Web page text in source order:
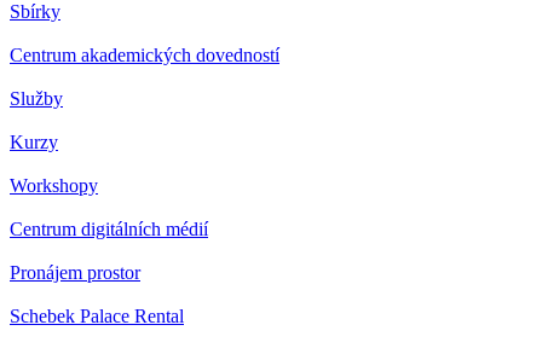
Sbírky
Centrum akademických dovedností
Služby
Kurzy
Workshopy
Centrum digitálních médií
Pronájem prostor
Schebek Palace Rental